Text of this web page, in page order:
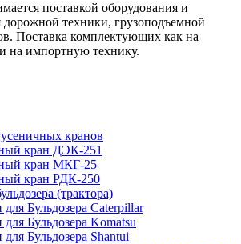
поставкой оборудования и
дорожной техники, грузоподъемной
Поставка комплектующих как на
на импортную технику.
кранов
кран ДЭК-251
кран МКГ-25
кран РДК-250
(трактора)
для Бульдозера Caterpillar
для Бульдозера Komatsu
для Бульдозера Shantui